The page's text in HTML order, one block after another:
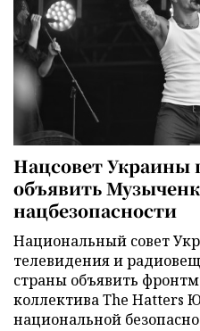
Нацсовет Украины
объявить
нацбезопасности
Национальный совет
телевидения и
страны объявить
коллектива The Hatters
национальной